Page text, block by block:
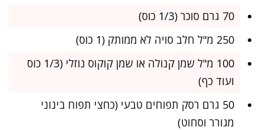
70 גרם סוכר (1/3 כוס)
250 מ"ל חלב סויה לא ממותק (1 כוס)
100 מ"ל שמן קנולה או שמן קוקוס נוזלי (1/3 כוס
ועוד כף)
50 גרם רסק תפוחים טבעי (כחצי תפוח בינוני
מגורר וסחוט)